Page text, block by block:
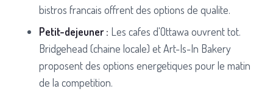
bistros francais offrent des options de qualite.
Petit-dejeuner : Les cafes d'Ottawa ouvrent tot.
Bridgehead (chaine locale) et Art-Is-In Bakery
proposent des options energetiques pour le matin
de la competition.